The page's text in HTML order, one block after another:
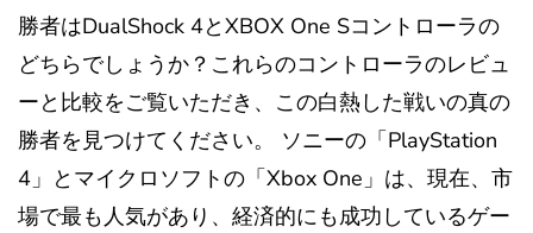
勝者はDualShock 4とXBOX One Sコントローラの
どちらでしょうか？これらのコントローラのレビュ
ーと比較をご覧いただき、この白熱した戦いの真の
勝者を見つけてください。 ソニーの「PlayStation
4」とマイクロソフトの「Xbox One」は、現在、市
場で最も人気があり、経済的にも成功しているゲー